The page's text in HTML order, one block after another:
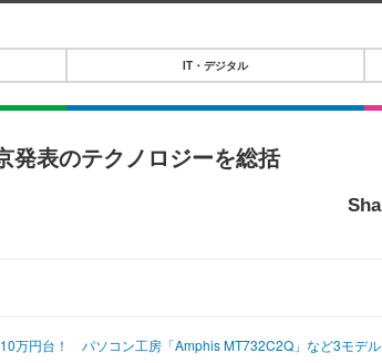
IT・デジタルTOP
音楽
ペット
IT・デジタル
発表のテクノロジーを総括
万円台！ パソコン工房「Amphis MT732C2Q」など3モデル